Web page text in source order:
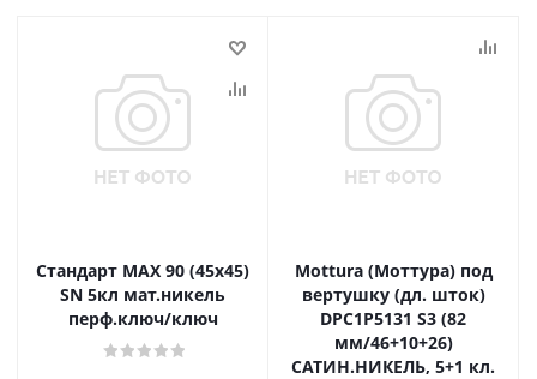
Стандарт MAX 90 (45х45)
SN 5кл мат.никель
перф.ключ/ключ
Mottura (Моттура) под
вертушку (дл. шток)
DPC1P5131 S3 (82
мм/46+10+26)
САТИН.НИКЕЛЬ, 5+1 кл.